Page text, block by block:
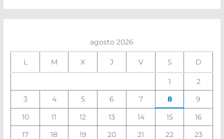
agosto 2026
L M X J V S D
1 2
3 4 5 6 7 8 9
10 11 12 13 14 15 16
17 18 19 20 21 22 23